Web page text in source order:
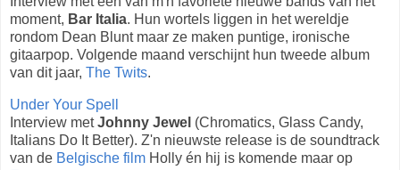
moment, Bar Italia. Hun wortels liggen in het wereldje
rondom Dean Blunt maar ze maken puntige, ironische
gitaarpop. Volgende maand verschijnt hun tweede album
van dit jaar, The Twits.
Under Your Spell
Interview metJohnny Jewel (Chromatics, Glass Candy,
Italians Do It Better). Z'n nieuwste release is de soundtrack
van de Belgische film Holly én hij is komende maar op